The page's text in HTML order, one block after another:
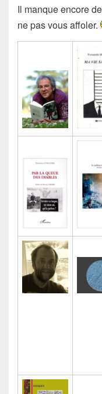
Il manque encore
ne pas vous affoler.